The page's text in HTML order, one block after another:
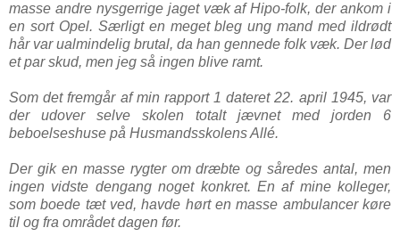
masse andre nysgerrige jaget væk af Hipo-folk, der ankom i
en sort Opel. Særligt en meget bleg ung mand med ildrødt
hår var ualmindelig brutal, da han gennede folk væk. Der lød
et par skud, men jeg så ingen blive ramt.
Som det fremgår af min rapport 1 dateret 22. april 1945, var
der udover selve skolen totalt jævnet med jorden 6
beboelseshuse på Husmandsskolens Allé.
Der gik en masse rygter om dræbte og såredes antal, men
ingen vidste dengang noget konkret. En af mine kolleger,
som boede tæt ved, havde hørt en masse ambulancer køre
til og fra området dagen før.